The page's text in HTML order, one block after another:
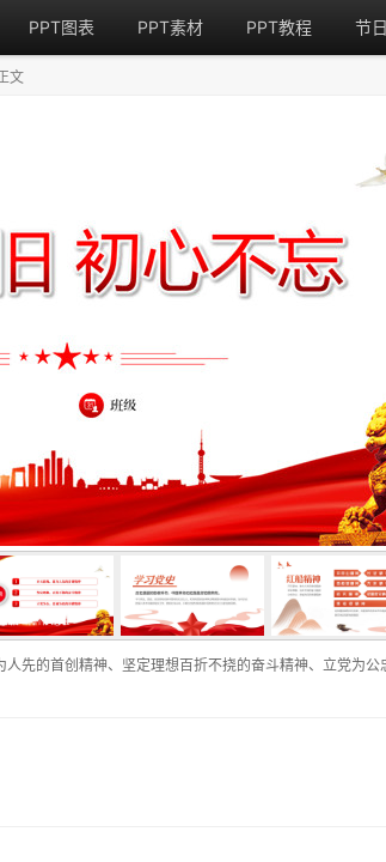
PPT图表 PPT素材 PPT教程 节
先的首创精神、坚定理想百折不挠的奋斗精神、立党为公
文